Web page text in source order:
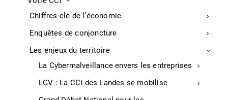
Chiffres-clé de l’économie
Enquêtes de conjoncture
Les enjeux du territoire
La Cybermalveillance envers les entreprises
LGV : La CCI des Landes se mobilise
A Saint-Sever, Sud-Ouest-Aliments (filiale Maïsadour)
transformer l’ex-usine Alilandes en usine Graines
d’Alliance, où est trituré uniquement du soja local
Maïsadour et Vivadour. Elle a été mise en production
début novembre et devrait traiter 18.000 à 20.000